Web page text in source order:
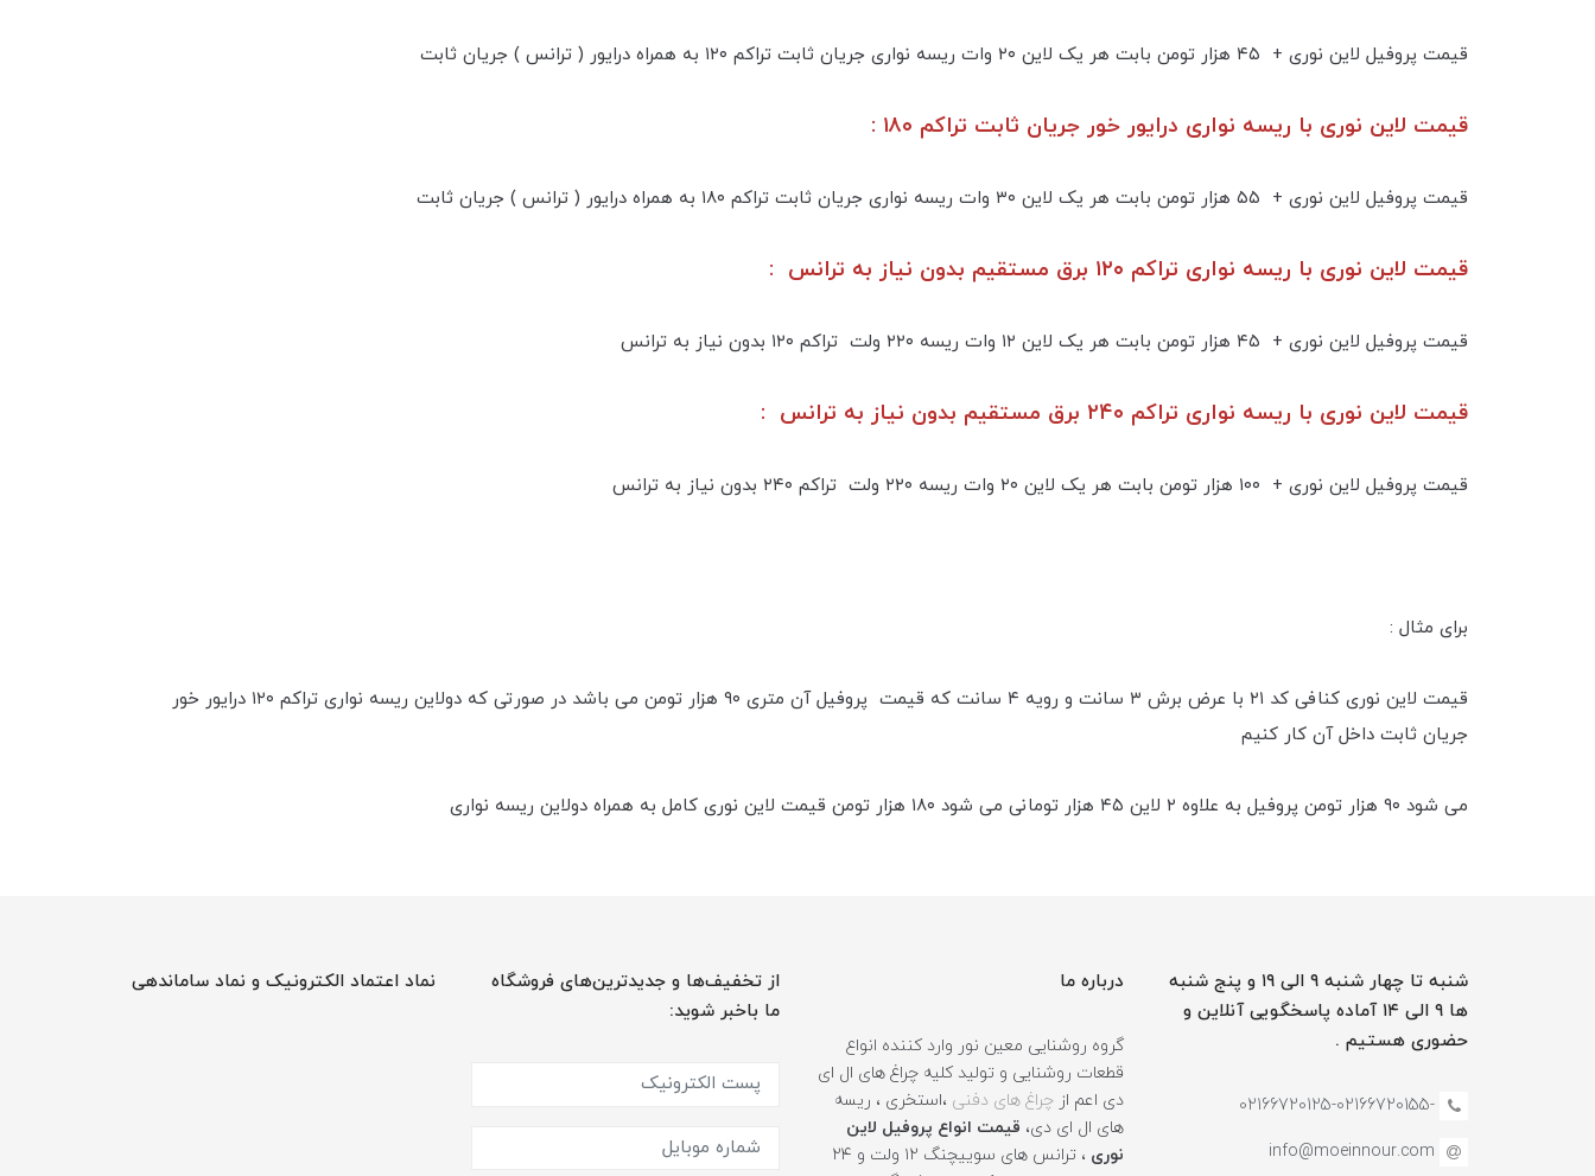
قیمت پروفیل لاین نوری + ۴۵ هزار تومن بابت هر یک لاین ۲۰ وات ریسه نواری جریان ثابت تراکم ۱۲۰ به همراه درایور ( ترانس ) جریان ثابت
قیمت لاین نوری با ریسه نواری درایور خور جریان ثابت تراکم ۱۸۰ :
قیمت پروفیل لاین نوری + ۵۵ هزار تومن بابت هر یک لاین ۳۰ وات ریسه نواری جریان ثابت تراکم ۱۸۰ به همراه درایور ( ترانس ) جریان ثابت
قیمت لاین نوری با ریسه نواری تراکم ۱۲۰ برق مستقیم بدون نیاز به ترانس :
قیمت پروفیل لاین نوری + ۴۵ هزار تومن بابت هر یک لاین ۱۲ وات ریسه ۲۲۰ ولت تراکم ۱۲۰ بدون نیاز به ترانس
قیمت لاین نوری با ریسه نواری تراکم ۲۴۰ برق مستقیم بدون نیاز به ترانس :
قیمت پروفیل لاین نوری + ۱۰۰ هزار تومن بابت هر یک لاین ۲۰ وات ریسه ۲۲۰ ولت تراکم ۲۴۰ بدون نیاز به ترانس
برای مثال :
قیمت لاین نوری کنافی کد ۲۱ با عرض برش ۳ سانت و رویه ۴ سانت که قیمت پروفیل آن متری ۹۰ هزار تومن می باشد در صورتی که دو‌لاین ریسه نواری تراکم ۱۲۰ درایور خور
جریان ثابت داخل آن کار کنیم
می شود ۹۰ هزار تومن پروفیل به علاوه ۲ لاین ۴۵ هزار تومانی می شود ۱۸۰ هزار تومن قیمت لاین نوری کامل به همراه دو‌لاین ریسه نواری
شنبه تا چهار شنبه ۹ الی ۱۹ و پنج شنبه
ها ۹ الی ۱۴ آماده پاسخگویی آنلاین و
حضوری هستیم .
-02166720125-02166720155
info@moeinnour.com
درباره ما
گروه روشنایی معین نور وارد کننده انواع
قطعات روشنایی و تولید کلیه چراغ های ال ای
دی اعم از چراغ های دفنی ،استخری ، ریسه
های ال ای دی، قیمت انواع پروفیل لاین
نوری
، ترانس های سوییچنگ ۱۲ ولت و ۲۴
از تخفیف‌ها و جدیدترین‌های فروشگاه
ما باخبر شوید:
نماد اعتماد الکترونیک و نماد ساماندهی